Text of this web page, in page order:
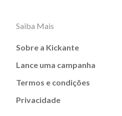
Saiba Mais
Sobre a Kickante
Lance uma campanha
Termos e condições
Privacidade